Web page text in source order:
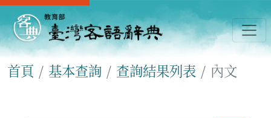
首頁 基本查詢 查詢結果列表 內文